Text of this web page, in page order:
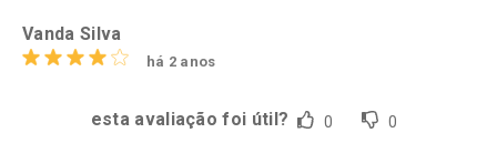
Vanda Silva
há 2 anos
esta avaliação foi útil? 0 0